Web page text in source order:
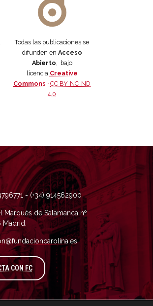
Todas las publicaciones se
difunden en Acceso
Abierto, bajo
licencia Creative
Commons ·CC BY-NC-ND
4.0
- (+34) 914562900
Marqués de Salamanca nº
CON FCA TRAVÉS DEL FORMULARIO DE